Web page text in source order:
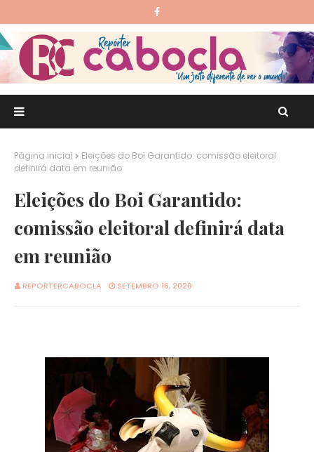
Página inicial
Eleições do Boi Garantido: comissão eleitoral
definirá data em reunião
Eleições do Boi Garantido:
comissão eleitoral definirá data
em reunião
REPORTERCABOCLA SETEMBRO 16, 2020